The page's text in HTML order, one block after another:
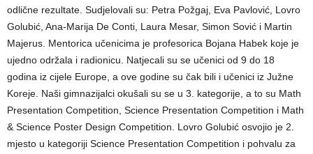
odlične rezultate. Sudjelovali su: Petra Požgaj, Eva Pavlović, Lovro
Golubić, Ana-Marija De Conti, Laura Mesar, Simon Sović i Martin
Majerus. Mentorica učenicima je profesorica Bojana Habek koje je
ujedno održala i radionicu. Natjecali su se učenici od 9 do 18
godina iz cijele Europe, a ove godine su čak bili i učenici iz Južne
Koreje. Naši gimnazijalci okušali su se u 3. kategorije, a to su Math
Presentation Competition, Science Presentation Competition i Math
& Science Poster Design Competition. Lovro Golubić osvojio je 2.
mjesto u kategoriji Science Presentation Competition i pohvalu za